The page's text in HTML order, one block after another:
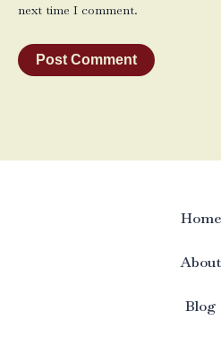
next time I comment.
Home
About
Blog